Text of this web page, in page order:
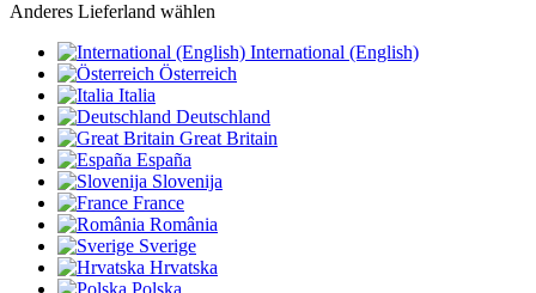
Anderes Lieferland wählen
International (English)
Österreich
Italia
Deutschland
Great Britain
España
Slovenija
France
România
Sverige
Hrvatska